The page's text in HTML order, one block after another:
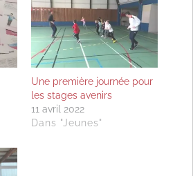
Une première journée pour
les stages avenirs
11 avril 2022
Dans "Jeunes"